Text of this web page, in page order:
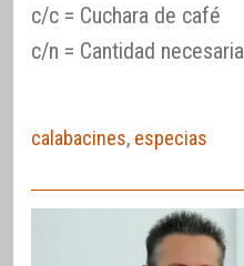
c/c = Cuchara de café
c/n = Cantidad necesaria
calabacines, especias